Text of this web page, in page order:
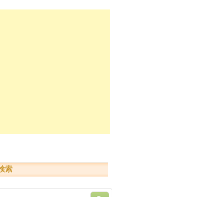
索